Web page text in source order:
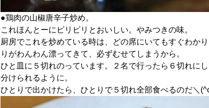
●鶏肉の山椒唐辛子炒め。
これほんとーにビリビリとおいしい。やみつきの味。
厨房でこれを炒めている時は、どの席にいてもすぐわか
りがわんわん漂ってきて、必ずむせてしまうから。
ひと皿に５切れのっています。２名で行ったら６切れに
分けられるように。
ひとりで出かけたら、ひとりで５切れ全部食べるのだ＼